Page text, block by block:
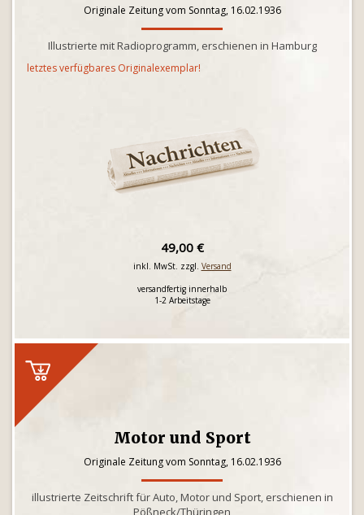
Originale Zeitung vom Sonntag, 16.02.1936
Illustrierte mit Radioprogramm, erschienen in Hamburg
letztes verfügbares Originalexemplar!
49,00 €
inkl. MwSt. zzgl. Versand
versandfertig innerhalb
1-2 Arbeitstage
Motor und Sport
Originale Zeitung vom Sonntag, 16.02.1936
illustrierte Zeitschrift für Auto, Motor und Sport, erschienen in
Pößneck/Thüringen